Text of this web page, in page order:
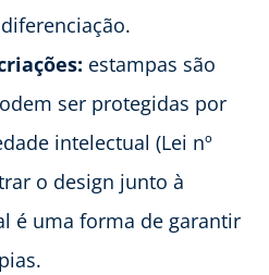
estampas são
ser protegidas por
intelectual (Lei nº
o design junto à
é uma forma de garantir